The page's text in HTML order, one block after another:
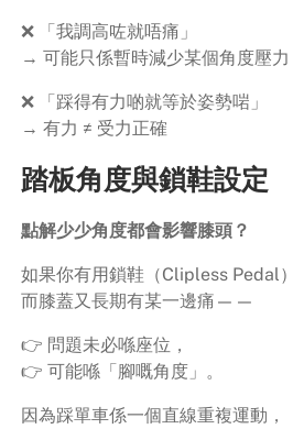
❌ 「我調高咗就唔痛」
→ 可能只係暫時減少某個角度壓
❌ 「踩得有力啲就等於姿勢啱」
→ 有力 ≠ 受力正確
踏板角度與鎖鞋設定
點解少少角度都會影響膝頭？
如果你有用鎖鞋（Clipless Pedal
而膝蓋又長期有某一邊痛——
👉 問題未必喺座位，
👉 可能喺「腳嘅角度」。
因為踩單車係一個直線重複運動，